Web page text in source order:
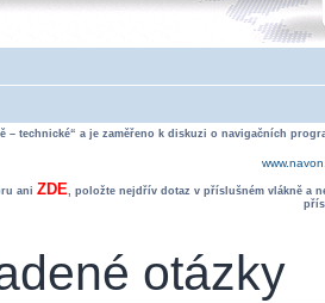
– technické“ a je zaměřeno k diskuzi o navigačních
ani ZDE, položte nejdřív dotaz v příslušném vlákně a
otázky